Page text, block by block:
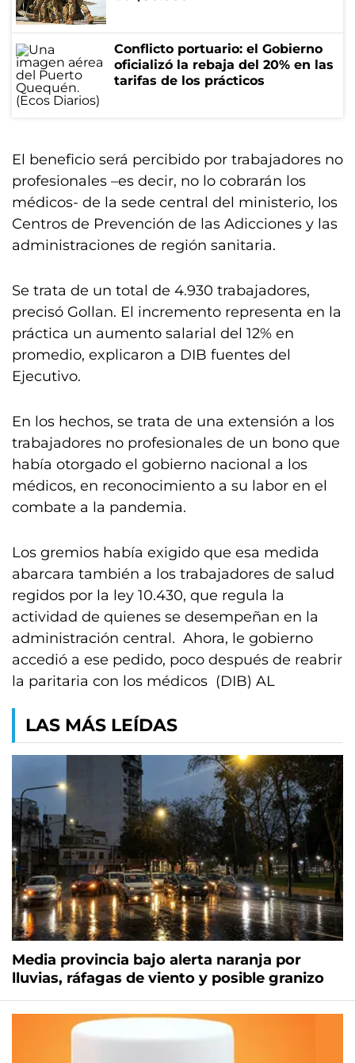
Conflicto portuario: el Gobierno
oficializó la rebaja del 20% en las
tarifas de los prácticos
El beneficio será percibido por trabajadores no
profesionales –es decir, no lo cobrarán los
médicos- de la sede central del ministerio, los
Centros de Prevención de las Adicciones y las
administraciones de región sanitaria.
Se trata de un total de 4.930 trabajadores,
precisó Gollan. El incremento representa en la
práctica un aumento salarial del 12% en
promedio, explicaron a DIB fuentes del
Ejecutivo.
En los hechos, se trata de una extensión a los
trabajadores no profesionales de un bono que
había otorgado el gobierno nacional a los
médicos, en reconocimiento a su labor en el
combate a la pandemia.
Los gremios había exigido que esa medida
abarcara también a los trabajadores de salud
regidos por la ley 10.430, que regula la
actividad de quienes se desempeñan en la
administración central. Ahora, le gobierno
accedió a ese pedido, poco después de reabrir
la paritaria con los médicos (DIB) AL
LAS MÁS LEÍDAS
Media provincia bajo alerta naranja por
lluvias, ráfagas de viento y posible granizo